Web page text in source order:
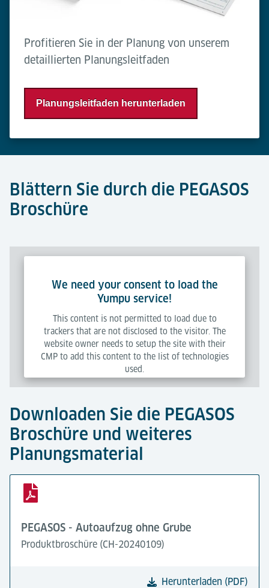
Profitieren Sie in der Planung von unserem
detaillierten Planungsleitfaden
Planungsleitfaden herunterladen
Blättern Sie durch die PEGASOS
Broschüre
We need your consent to load the
Yumpu service!
This content is not permitted to load due to
trackers that are not disclosed to the visitor. The
website owner needs to setup the site with their
CMP to add this content to the list of technologies
used.
Usercentrics Consent Management Platform
Downloaden Sie die PEGASOS
Broschüre und weiteres
Planungsmaterial
PEGASOS - Autoaufzug ohne Grube
Produktbroschüre (CH-20240109)
Herunterladen (PDF)